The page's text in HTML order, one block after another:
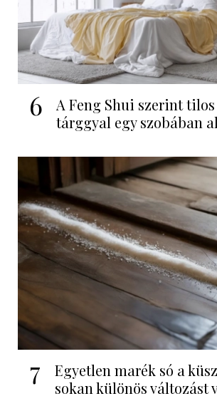
6
A Feng Shui szerint tilos
tárggyal egy szobában
7
Egyetlen marék só a
sokan különös változást